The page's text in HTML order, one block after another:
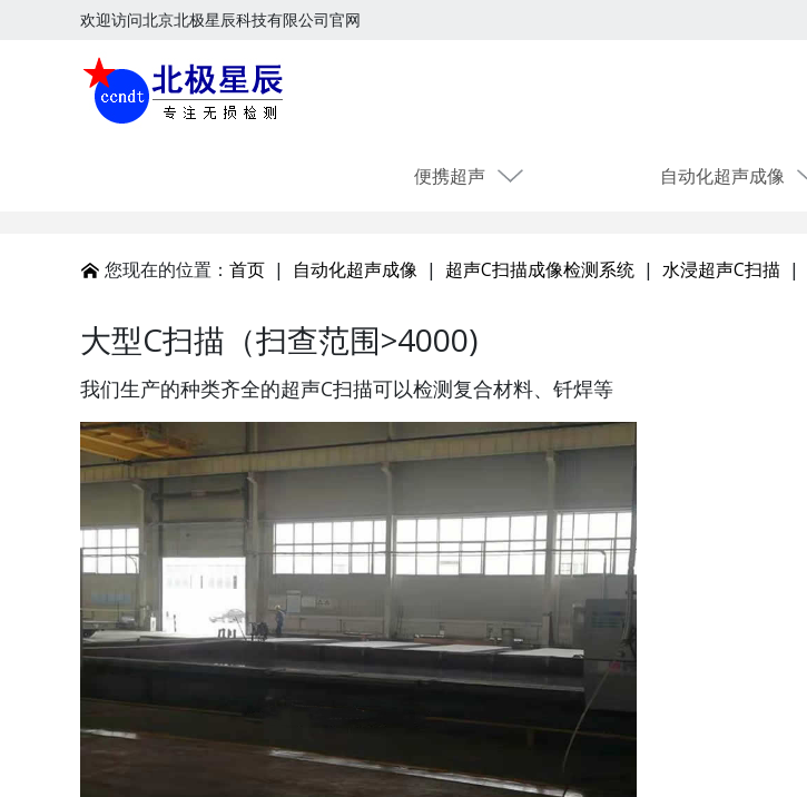
欢迎访问北京北极星辰科技有限公司官网
便携超声 自动化超声成像
您现在的位置： 首页 | 自动化超声成像 | 超声C扫描成像检测系统 | 水浸超声C扫描 |
大型C扫描（扫查范围>4000)
我们生产的种类齐全的超声C扫描可以检测复合材料、钎焊等